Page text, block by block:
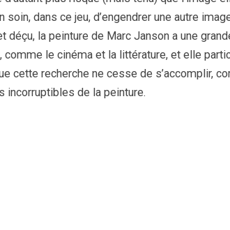
dans ce jeu, d’engendrer une autre
la peinture de Marc Janson a une
comme le cinéma et la littérature, et elle
cette recherche ne cesse de s’accomplir,
incorruptibles de la peinture.